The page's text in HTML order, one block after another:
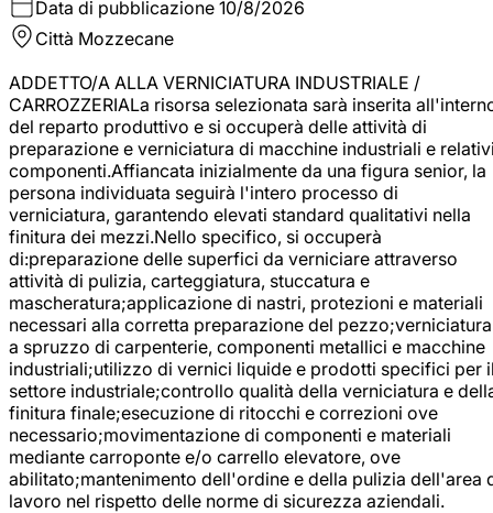
Data di pubblicazione 10/8/2026
Città Mozzecane
ADDETTO/A ALLA VERNICIATURA INDUSTRIALE /
CARROZZERIALa risorsa selezionata sarà inserita
del reparto produttivo e si occuperà delle attività di
preparazione e verniciatura di macchine industriali e
componenti.Affiancata inizialmente da una figura senior, la
persona individuata seguirà l'intero processo di
verniciatura, garantendo elevati standard qualitativi nella
finitura dei mezzi.Nello specifico, si occuperà
di:preparazione delle superfici da verniciare attraverso
attività di pulizia, carteggiatura, stuccatura e
mascheratura;applicazione di nastri, protezioni e materiali
necessari alla corretta preparazione del pezzo;verniciatura
a spruzzo di carpenterie, componenti metallici e macchine
industriali;utilizzo di vernici liquide e prodotti specifici per
settore industriale;controllo qualità della verniciatura e
finitura finale;esecuzione di ritocchi e correzioni ove
necessario;movimentazione di componenti e materiali
mediante carroponte e/o carrello elevatore, ove
abilitato;mantenimento dell'ordine e della pulizia dell'area
lavoro nel rispetto delle norme di sicurezza aziendali.